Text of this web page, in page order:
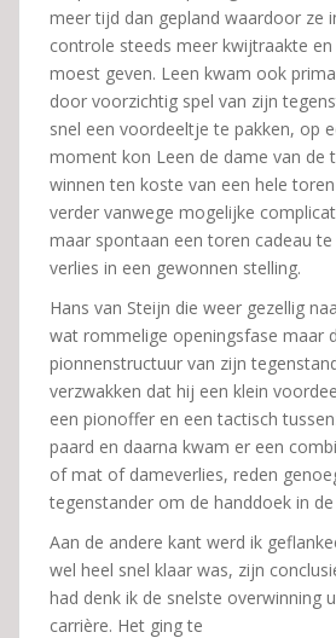
meer tijd dan gepland waardoor ze
controle steeds meer kwijtraakte
moest geven. Leen kwam ook
door voorzichtig spel van zijn
snel een voordeeltje te pakken, op
moment kon Leen de dame van de
winnen ten koste van een hele
verder vanwege mogelijke
maar spontaan een toren cadeau
verlies in een gewonnen stelling.
Hans van Steijn die weer gezellig
wat rommelige openingsfase maar
pionnenstructuur van zijn
verzwakken dat hij een klein
een pionoffer en een tactisch
paard en daarna kwam er een
of mat of dameverlies, reden
tegenstander om de handdoek in
Aan de andere kant werd ik
wel heel snel klaar was, zijn
had denk ik de snelste overwinning
carrière. Het ging te